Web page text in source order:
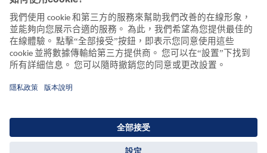
隱私政策和使用條款
聯絡我們